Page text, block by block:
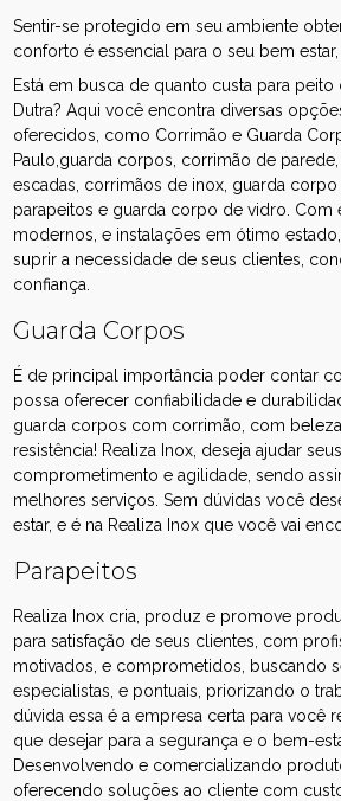
Sentir-se protegido em seu ambiente
conforto é essencial para o seu bem
Está em busca de quanto custa para
Dutra? Aqui você encontra diversas
oferecidos, como Corrimão e Guarda
Paulo,guarda corpos, corrimão de
escadas, corrimãos de inox, guarda corpo
parapeitos e guarda corpo de vidro. Com
modernos, e instalações em ótimo
suprir a necessidade de seus clientes,
confiança.
Guarda Corpos
É de principal importância poder contar
possa oferecer confiabilidade e
guarda corpos com corrimão, com
resistência! Realiza Inox, deseja ajudar
comprometimento e agilidade, sendo
melhores serviços. Sem dúvidas você
estar, e é na Realiza Inox que você vai
Parapeitos
Realiza Inox cria, produz e promove
para satisfação de seus clientes, com
motivados, e comprometidos, buscando
especialistas, e pontuais, priorizando o
dúvida essa é a empresa certa para você
que desejar para a segurança e o bem-
Desenvolvendo e comercializando
oferecendo soluções ao cliente com